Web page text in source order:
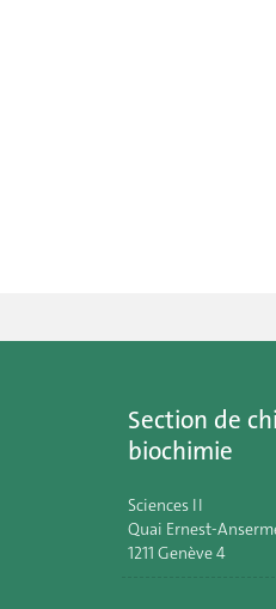
Section de
biochimie
Sciences II
Quai Ernest-
1211 Genève 4